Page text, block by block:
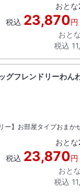
おとな
税込 23,870円
おと
税込
フレンドリーわん
アウト
ー】お部屋タイプおまか
おとな
税込 23,870円
おと
税込